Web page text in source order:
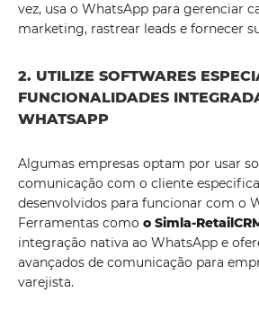
vez, usa o WhatsApp para gerenciar
marketing, rastrear leads e fornecer
2. UTILIZE SOFTWARES
FUNCIONALIDADES
WHATSAPP
Algumas empresas optam por usar
comunicação com o cliente
desenvolvidos para funcionar com o
Ferramentas como o Simla-
integração nativa ao WhatsApp e
avançados de comunicação para
varejista.